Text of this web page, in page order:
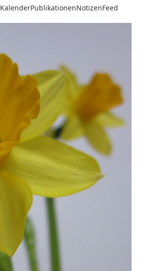
KalenderPublikationenNotizenFeed